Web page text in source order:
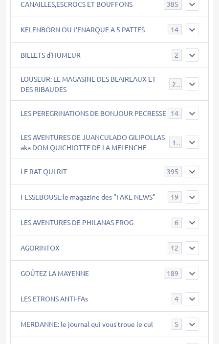
CANAILLES,ESCROCS ET BOUFFONS 385
KELENBORN OU L'ENARQUE A 5 PATTES 14
BILLETS d'HUMEUR 2
LOUSEUR: LE MAGASINE DES BLAIREAUX ET
DES RIBAUDES
21
LES PEREGRINATIONS DE BONJOUR PECRESSE 14
LES AVENTURES DE JUANCULADO GILIPOLLAS
aka DOM QUICHIOTTE DE LA MELENCHE
119
LE RAT QUI RIT 395
FESSEBOUSE:le magazine des "FAKE NEWS" 19
LES AVENTURES DE PHILANAS FROG 6
AGORINTOX 12
GOÛTEZ LA MAYENNE 189
LES ETRONS ANTI-FAs 4
MERDANNE: le journal qui vous troue le cul 5